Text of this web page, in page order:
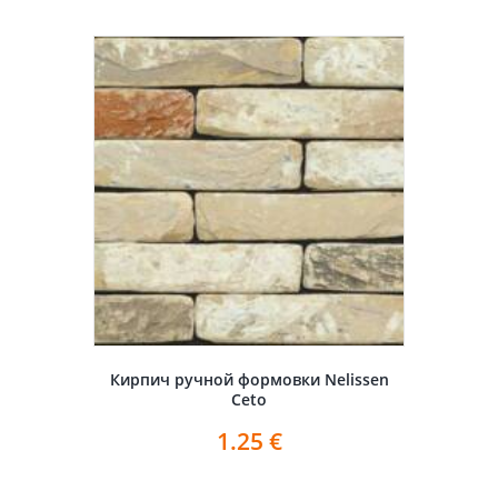
Кирпич ручной формовки Nelissen
Ceto
1.25 €